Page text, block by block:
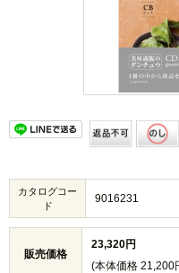
カタログコー
ド
9016231
販売価格
23,320円
(本体価格 21,200